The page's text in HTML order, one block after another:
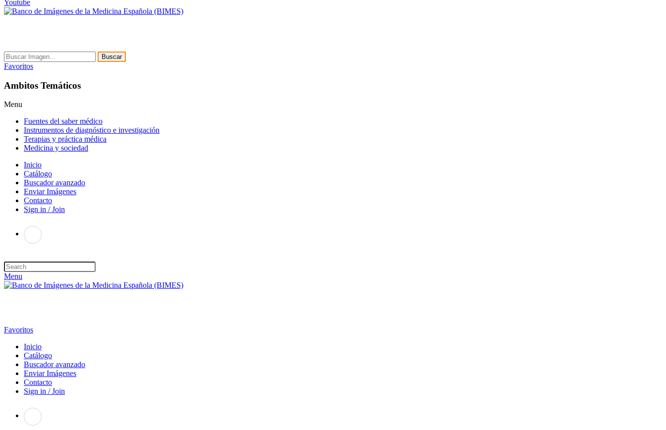
Youtube
Buscar
Favoritos
Ambitos Temáticos
Menu
Fuentes del saber médico
Instrumentos de diagnóstico e investigación
Terapias y práctica médica
Medicina y sociedad
Inicio
Catálogo
Buscador avanzado
Enviar Imágenes
Contacto
Sign in / Join
Menu
Favoritos
Inicio
Catálogo
Buscador avanzado
Enviar Imágenes
Contacto
Sign in / Join